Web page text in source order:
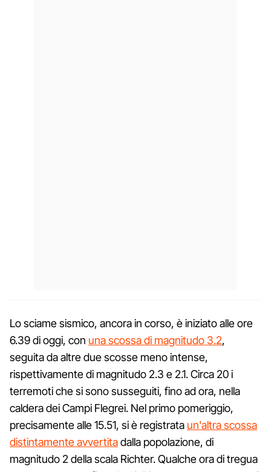
Lo sciame sismico, ancora in corso, è iniziato alle ore
6.39 di oggi, con una scossa di magnitudo 3.2,
seguita da altre due scosse meno intense,
rispettivamente di magnitudo 2.3 e 2.1. Circa 20 i
terremoti che si sono susseguiti, fino ad ora, nella
caldera dei Campi Flegrei. Nel primo pomeriggio,
precisamente alle 15.51, si è registrata un'altra scossa
distintamente avvertitadalla popolazione, di
magnitudo 2 della scala Richter. Qualche ora di tregua